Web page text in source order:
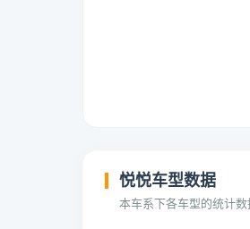
悦悦车型数据
本车系下各车型的统计数